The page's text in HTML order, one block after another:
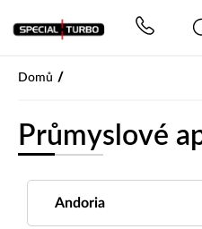
Domů /
Průmyslové
Andoria